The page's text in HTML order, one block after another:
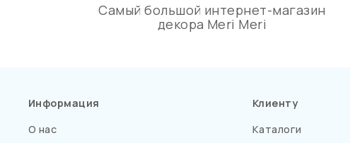
Самый большой интернет-магазин
декора Meri Meri
Информация
О нас
Клиенту
Каталоги